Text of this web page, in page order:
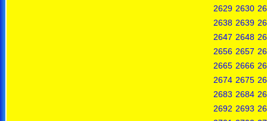
2629 2630
2638 2639
2647 2648
2656 2657
2665 2666
2674 2675
2683 2684
2692 2693